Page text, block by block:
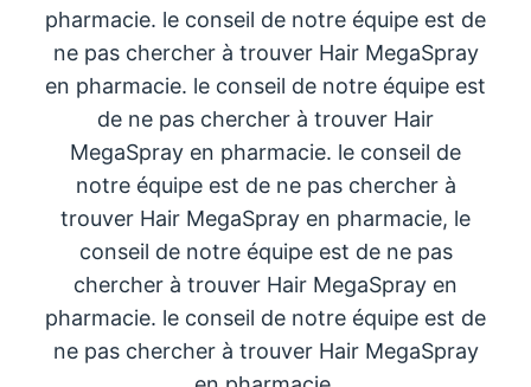
pharmacie. le conseil de notre équipe est de
ne pas chercher à trouver Hair MegaSpray
en pharmacie. le conseil de notre équipe est
de ne pas chercher à trouver Hair
MegaSpray en pharmacie. le conseil de
notre équipe est de ne pas chercher à
trouver Hair MegaSpray en pharmacie, le
conseil de notre équipe est de ne pas
chercher à trouver Hair MegaSpray en
pharmacie. le conseil de notre équipe est de
ne pas chercher à trouver Hair MegaSpray